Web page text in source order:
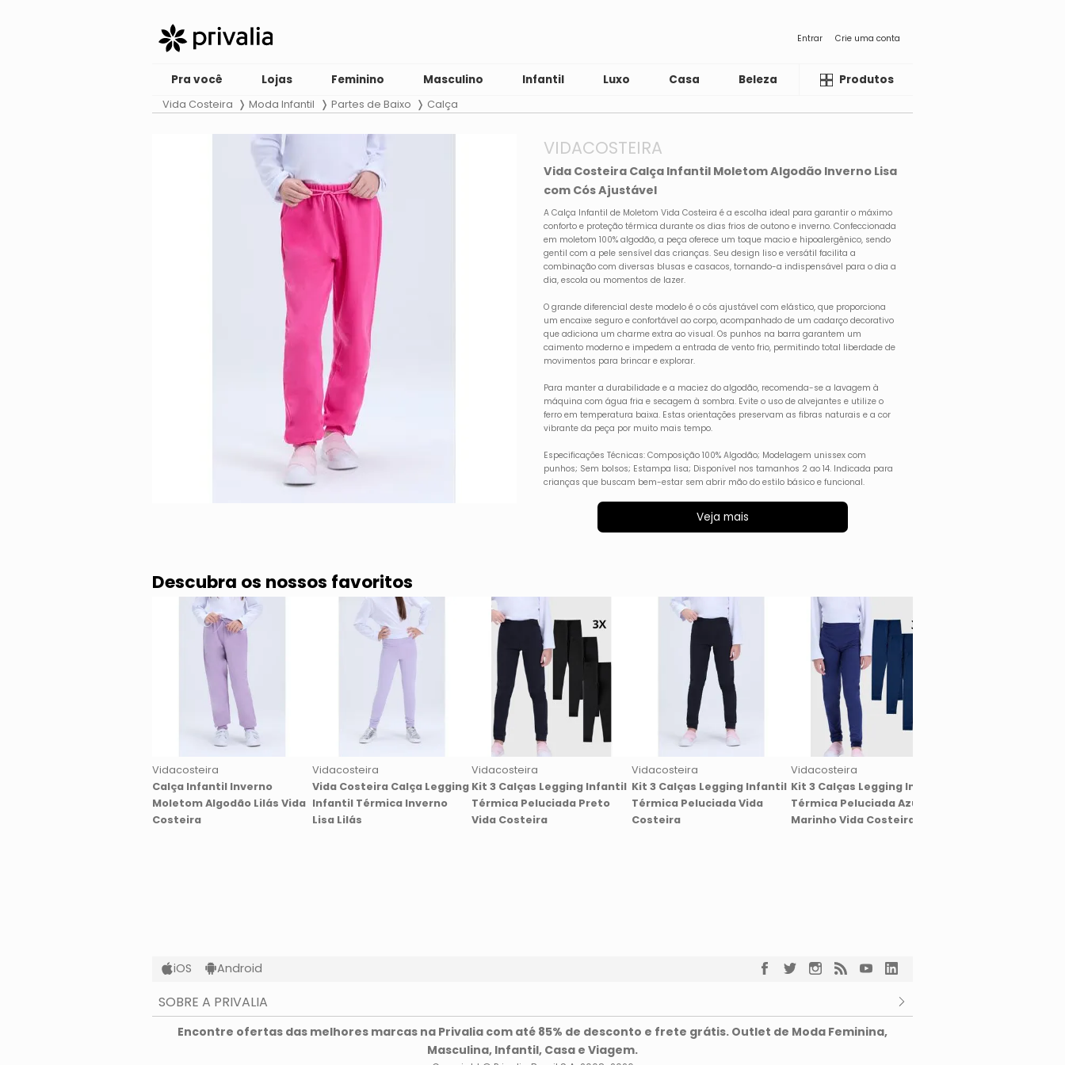
Entrar Crie uma conta
Pra você Lojas Feminino Masculino Infantil Luxo Casa Beleza LiquidaProdutos
Vida Costeira Moda Infantil Partes de Baixo Calça
VIDACOSTEIRA
Vida Costeira Calça Infantil Moletom Algodão Inverno Lisa
com Cós Ajustável
A Calça Infantil de Moletom Vida Costeira é a escolha ideal para garantir o máximo
conforto e proteção térmica durante os dias frios de outono e inverno. Confeccionada
em moletom 100% algodão, a peça oferece um toque macio e hipoalergênico, sendo
gentil com a pele sensível das crianças. Seu design liso e versátil facilita a
combinação com diversas blusas e casacos, tornando-a indispensável para o dia a
dia, escola ou momentos de lazer.
O grande diferencial deste modelo é o cós ajustável com elástico, que proporciona
um encaixe seguro e confortável ao corpo, acompanhado de um cadarço decorativo
que adiciona um charme extra ao visual. Os punhos na barra garantem um
caimento moderno e impedem a entrada de vento frio, permitindo total liberdade de
movimentos para brincar e explorar.
Para manter a durabilidade e a maciez do algodão, recomenda-se a lavagem à
máquina com água fria e secagem à sombra. Evite o uso de alvejantes e utilize o
ferro em temperatura baixa. Estas orientações preservam as fibras naturais e a cor
vibrante da peça por muito mais tempo.
Especificações Técnicas: Composição 100% Algodão; Modelagem unissex com
punhos; Sem bolsos; Estampa lisa; Disponível nos tamanhos 2 ao 14. Indicada para
crianças que buscam bem-estar sem abrir mão do estilo básico e funcional.
Veja mais
Descubra os nossos favoritos
Vidacosteira
Calça Infantil Inverno
Moletom Algodão Lilás Vida
Costeira
Vidacosteira
Vida Costeira Calça Legging
Infantil Térmica Inverno
Lisa Lilás
Vidacosteira
Kit 3 Calças Legging Infantil
Térmica Peluciada Preto
Vida Costeira
Vidacosteira
Kit 3 Calças Legging Infantil
Térmica Peluciada Vida
Costeira
Vidacosteira
Kit 3 Calças Legging Infantil
Térmica Peluciada Azul
Marinho Vida Costeira
iOS Android
SOBRE A PRIVALIA
O que é a Privalia?
Encontre ofertas das melhores marcas na Privalia com até 85% de desconto e frete grátis. Outlet de Moda Feminina,
Masculina, Infantil, Casa e Viagem.